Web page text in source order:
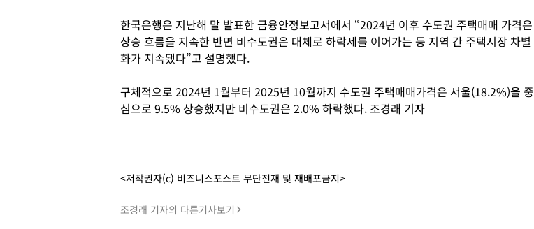
한국은행은 지난해 말 발표한 금융안정보고서에서 “2024년 이후 수도권 주택매매 가격은
상승 흐름을 지속한 반면 비수도권은 대체로 하락세를 이어가는 등 지역 간 주택시장 차별
화가 지속됐다”고 설명했다.
구체적으로 2024년 1월부터 2025년 10월까지 수도권 주택매매가격은 서울(18.2%)을 중
심으로 9.5% 상승했지만 비수도권은 2.0% 하락했다. 조경래 기자
<저작권자(c) 비즈니스포스트 무단전재 및 재배포금지>
조경래 기자의 다른기사보기